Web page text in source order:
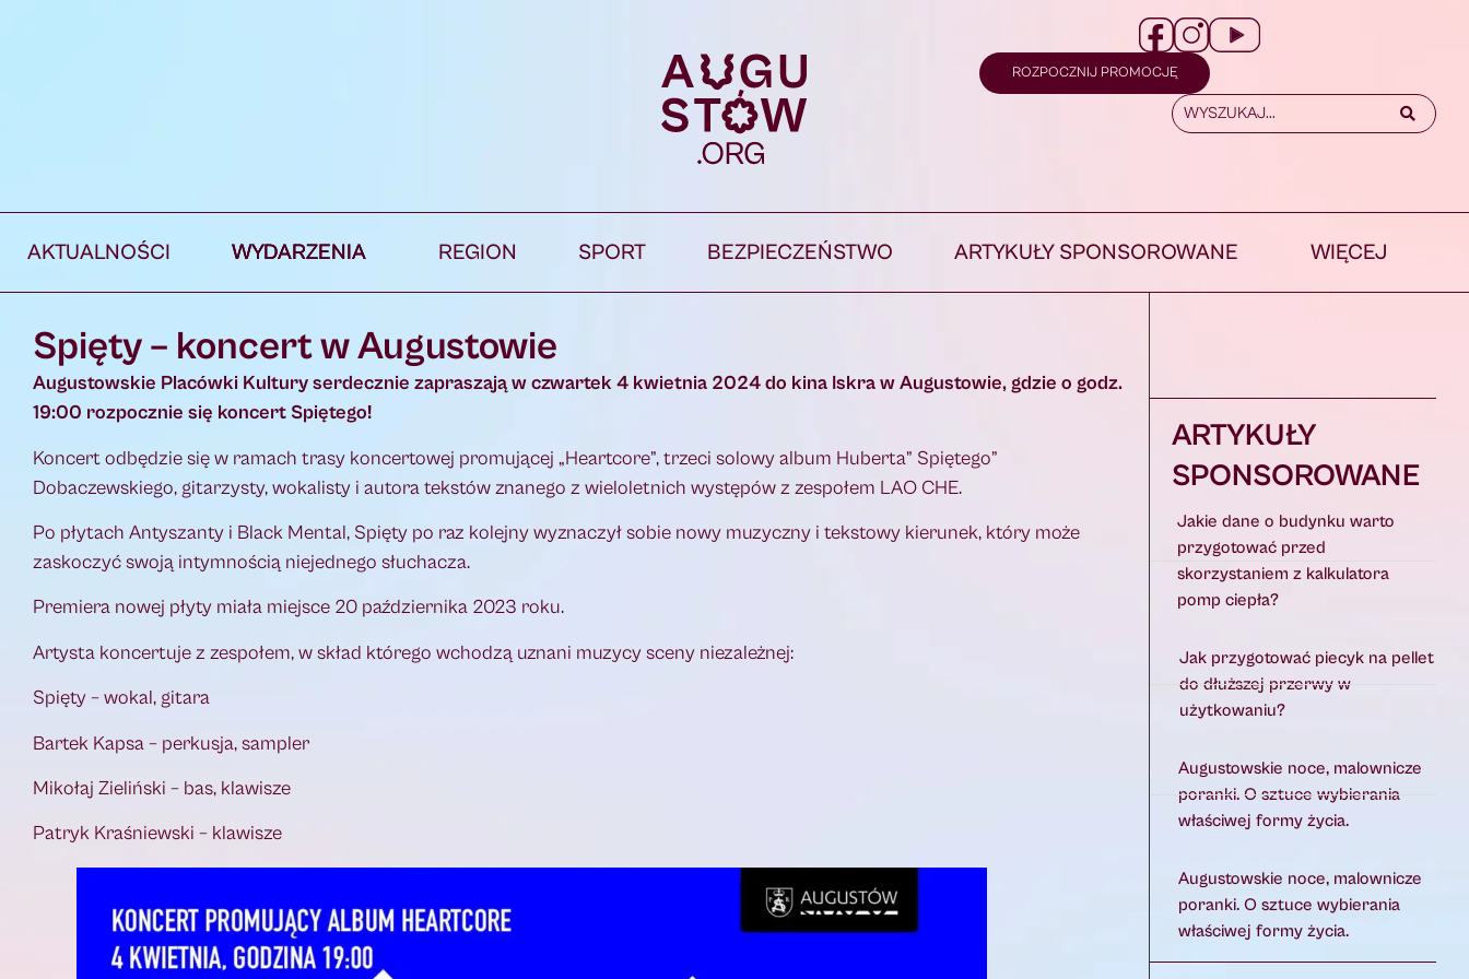
ROZPOCZNIJ PROMOCJĘ
AKTUALNOŚCI WYDARZENIA REGION SPORT BEZPIECZEŃSTWO ARTYKUŁY SPONSOROWANE WIĘCEJ
Spięty – koncert w Augustowie
Augustowskie Placówki Kultury serdecznie zapraszają w czwartek 4 kwietnia 2024 do kina Iskra w Augustowie, gdzie o godz.
19:00 rozpocznie się koncert Spiętego!
Koncert odbędzie się w ramach trasy koncertowej promującej „Heartcore”, trzeci solowy album Huberta” Spiętego”
Dobaczewskiego, gitarzysty, wokalisty i autora tekstów znanego z wieloletnich występów z zespołem LAO CHE.
Po płytach Antyszanty i Black Mental, Spięty po raz kolejny wyznaczył sobie nowy muzyczny i tekstowy kierunek, który może
zaskoczyć swoją intymnością niejednego słuchacza.
Premiera nowej płyty miała miejsce 20 października 2023 roku.
Artysta koncertuje z zespołem, w skład którego wchodzą uznani muzycy sceny niezależnej:
Spięty – wokal, gitara
Bartek Kapsa – perkusja, sampler
Mikołaj Zieliński – bas, klawisze
Patryk Kraśniewski – klawisze
ARTYKUŁY
SPONSOROWANE
Jakie dane o budynku warto
przygotować przed
skorzystaniem z kalkulatora
pomp ciepła?
Jak przygotować piecyk na pellet
do dłuższej przerwy w
użytkowaniu?
Augustowskie noce, malownicze
poranki. O sztuce wybierania
właściwej formy życia.
Augustowskie noce, malownicze
poranki. O sztuce wybierania
właściwej formy życia.